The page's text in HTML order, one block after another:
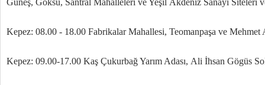
Güneş, Göksu, Santral Mahalleleri ve Yeşil Akdeniz Sanayi Siteleri
Kepez: 08.00 - 18.00 Fabrikalar Mahallesi, Teomanpaşa ve
Kepez: 09.00-17.00 Kaş Çukurbağ Yarım Adası, Ali İhsan Gögüs